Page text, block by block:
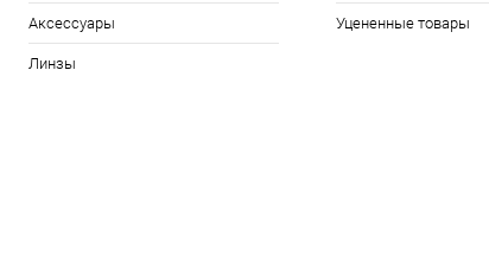
Аксессуары
Линзы
Уцененные товары